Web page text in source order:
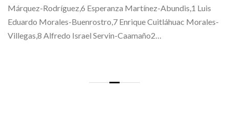
Márquez-Rodríguez,6 Esperanza Martínez-Abundis,1 Luis
Eduardo Morales-Buenrostro,7 Enrique Cuitláhuac Morales-
Villegas,8 Alfredo Israel Servin-Caamaño2…